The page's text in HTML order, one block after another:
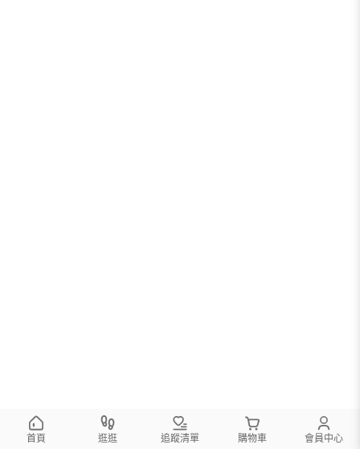
首頁 逛逛 追蹤清單 購物車 會員中心